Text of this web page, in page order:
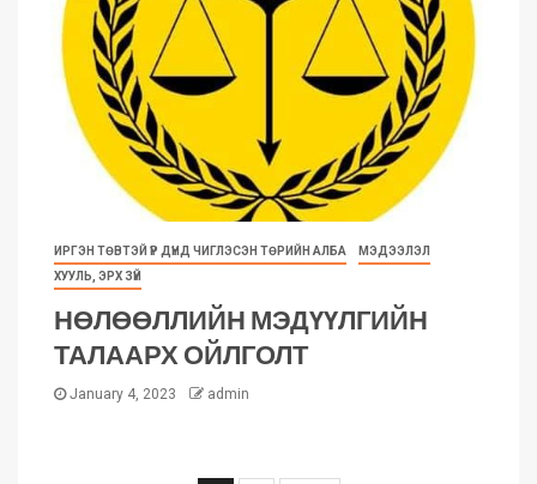
ИРГЭН ТӨВТЭЙ ҮР ДҮНД ЧИГЛЭСЭН ТӨРИЙН АЛБА
МЭДЭЭЛЭЛ
ХУУЛЬ, ЭРХ ЗҮЙ
НӨЛӨӨЛЛИЙН МЭДҮҮЛГИЙН
ТАЛААРХ ОЙЛГОЛТ
January 4, 2023 admin